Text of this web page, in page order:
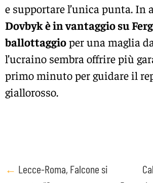
e supportare l’unica punta. In
Dovbyk è in vantaggio su
ballottaggioper una maglia
l’ucraino sembra offrire più
primo minuto per guidare il
giallorosso.
Post
← Lecce-Roma, Falcone si